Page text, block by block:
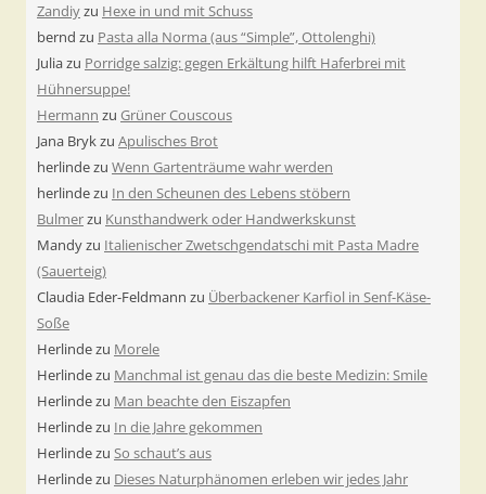
Zandiyzu Hexe in und mit Schuss
bernd zu Pasta alla Norma (aus “Simple”, Ottolenghi)
Juliazu Porridge salzig: gegen Erkältung hilft Haferbrei mit
Hühnersuppe!
Hermann zu Grüner Couscous
Jana Brykzu Apulisches Brot
herlindezu Wenn Gartenträume wahr werden
herlindezu In den Scheunen des Lebens stöbern
Bulmerzu Kunsthandwerk oder Handwerkskunst
Mandyzu Italienischer Zwetschgendatschi mit Pasta Madre
(Sauerteig)
Claudia Eder-Feldmann zu Überbackener Karfiol in Senf-Käse-
Soße
Herlindezu Morele
Herlindezu Manchmal ist genau das die beste Medizin: Smile
Herlindezu Man beachte den Eiszapfen
Herlindezu In die Jahre gekommen
Herlindezu So schaut’s aus
Herlindezu Dieses Naturphänomen erleben wir jedes Jahr